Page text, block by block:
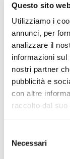
Questo sito
Utilizziamo i
annunci, per
analizzare il
informazioni
nostri partner
pubblicità e
con altre
raccolto dal
delNecessari
Prezzi a partire da
Scopri di più